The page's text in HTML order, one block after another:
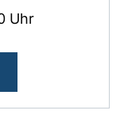
Uhr
Ihr E-